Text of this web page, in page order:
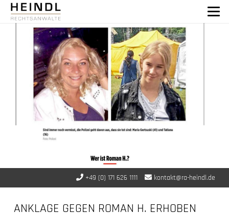
+49 (0) 171 626 1111 kontakt@ra-heindl.de
ANKLAGE GEGEN ROMAN H. ERHOBEN